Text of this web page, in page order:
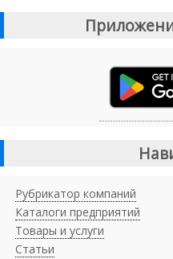
Рубрикатор компаний
Каталоги предприятий
Товары и услуги
Статьи